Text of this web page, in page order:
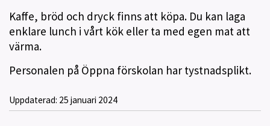
Kaffe, bröd och dryck finns att köpa. Du kan laga
enklare lunch i vårt kök eller ta med egen mat att
värma.
Personalen på Öppna förskolan har tystnadsplikt.
Uppdaterad: 25 januari 2024